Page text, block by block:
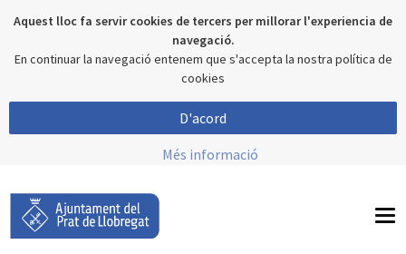
Aquest lloc fa servir cookies de tercers per millorar l'experiencia de
navegació.
En continuar la navegació entenem que s'accepta la nostra política de
cookies
D'acord
Més informació